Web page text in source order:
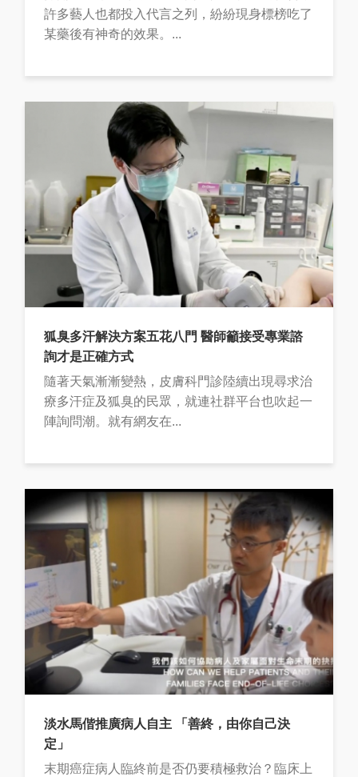
許多藝人也都投入代言之列，紛紛現身標榜吃了
某藥後有神奇的效果。...
狐臭多汗解決方案五花八門 醫師籲接受專業諮
詢才是正確方式
隨著天氣漸漸變熱，皮膚科門診陸續出現尋求治
療多汗症及狐臭的民眾，就連社群平台也吹起一
陣詢問潮。就有網友在...
淡水馬偕推廣病人自主 「善終，由你自己決
定」
末期癌症病人臨終前是否仍要積極救治？臨床上